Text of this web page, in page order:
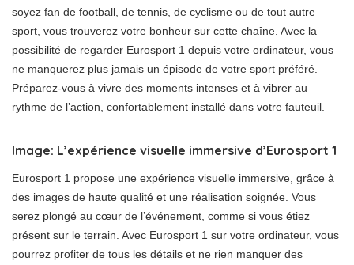
soyez fan de football, de tennis, de cyclisme ou de tout autre
sport, vous trouverez votre bonheur sur cette chaîne. Avec la
possibilité de regarder Eurosport 1 depuis votre ordinateur, vous
ne manquerez plus jamais un épisode de votre sport préféré.
Préparez-vous à vivre des moments intenses et à vibrer au
rythme de l’action, confortablement installé dans votre fauteuil.
Image: L’expérience visuelle immersive d’Eurosport 1
Eurosport 1 propose une expérience visuelle immersive, grâce à
des images de haute qualité et une réalisation soignée. Vous
serez plongé au cœur de l’événement, comme si vous étiez
présent sur le terrain. Avec Eurosport 1 sur votre ordinateur, vous
pourrez profiter de tous les détails et ne rien manquer des